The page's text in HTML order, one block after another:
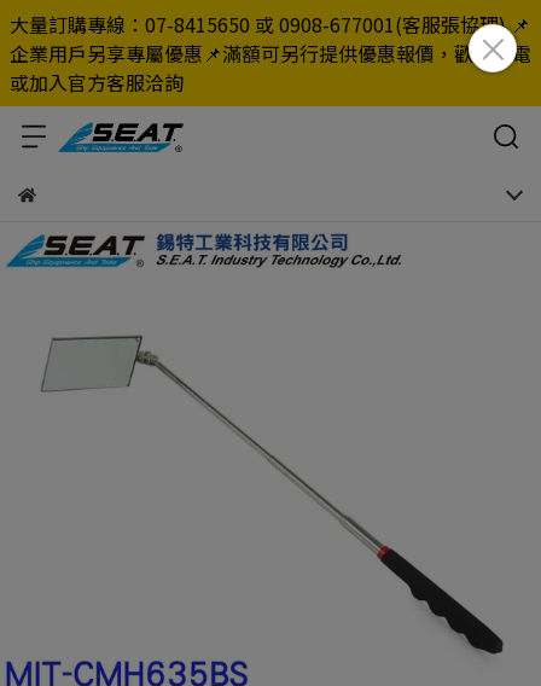
大量訂購專線：07-8415650 或 0908-677001(客服張協理) 📌
企業用戶另享專屬優惠📌滿額可另行提供優惠報價，歡迎來電
或加入官方客服洽詢